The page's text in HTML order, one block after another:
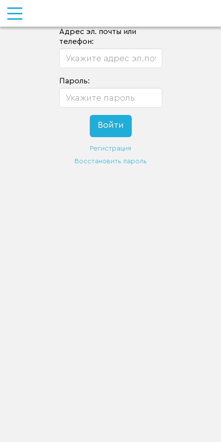
Адрес эл. почты или
телефон:
Пароль:
Регистрация
Восстановить пароль